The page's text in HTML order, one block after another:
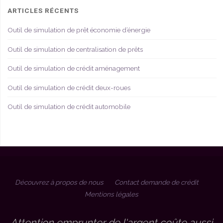
ARTICLES RÉCENTS
Outil de simulation de prêt économie d’énergie
Outil de simulation de centralisation de prêts
Outil de simulation de crédit aménagement
Outil de simulation de crédit deux-roues
Outil de simulation de crédit automobile
Découvrez à propos de nous
Contact demande de crédit
Mentions légales